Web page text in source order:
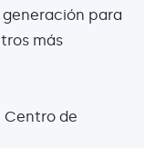
para
más
de